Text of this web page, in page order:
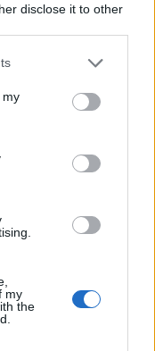
disclose it to other
or more Google
You may click to
third-party tags to
in below Google
my
my
the
író munkája is
mellett az
koncentráló
William
de műveikben
a művek
kiemelt pillanatra
Magyarországának